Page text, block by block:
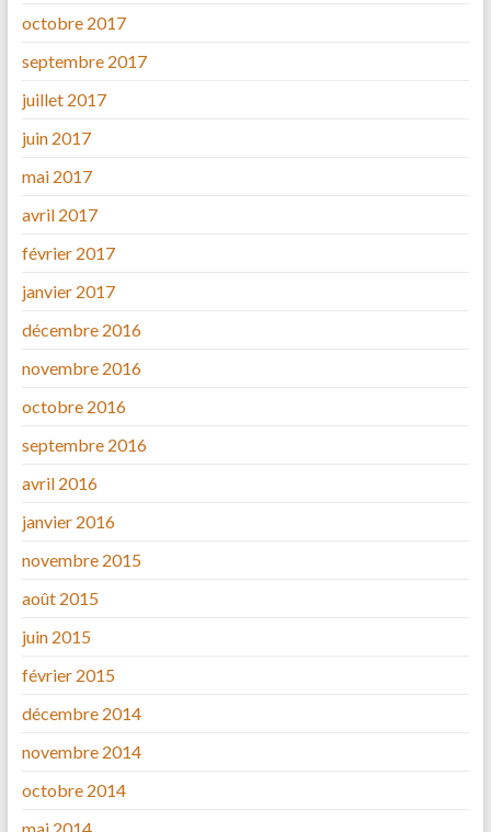
octobre 2017
septembre 2017
juillet 2017
juin 2017
mai 2017
avril 2017
février 2017
janvier 2017
décembre 2016
novembre 2016
octobre 2016
septembre 2016
avril 2016
janvier 2016
novembre 2015
août 2015
juin 2015
février 2015
décembre 2014
novembre 2014
octobre 2014
mai 2014